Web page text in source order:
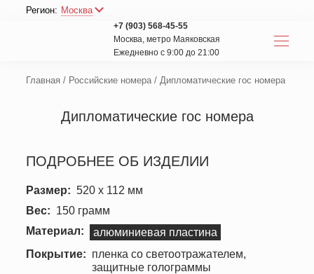
Регион: Москва
Ежедневно с 9:00 до 21:00
Москва, метро Маяковская
+7 (903) 568-45-55
Главная / Российские номера/ Дипломатические гос номера
Дипломатические гос номера
ПОДРОБНЕЕ ОБ ИЗДЕЛИИ
Размер: 520 x 112 мм
Вес: 150 грамм
Материал:
алюминиевая пластина
Покрытие: пленка со светоотражателем,
защитные голограммы